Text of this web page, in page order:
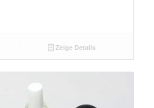
Zeige Details